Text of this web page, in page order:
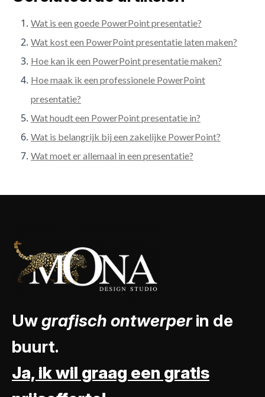
Wat is een goede PowerPoint presentatie?
Wat kost een PowerPoint presentatie laten maken?
Hoe kan ik een PowerPoint presentatie maken?
Hoe maak ik een professionele PowerPoint
presentatie?
Wat houdt een PowerPoint presentatie in?
Wat is belangrijk bij een zakelijke PowerPoint?
Wat moet er allemaal in een presentatie?
Uwgrafisch ontwerperin de
buurt.
Ja, ik wil graag een gratis